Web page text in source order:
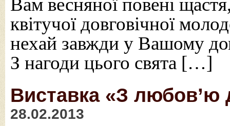
Вам весняної повені
квітучої довговічної
нехай завжди у Вашому
З нагоди цього свята […]
Виставка «З любов’ю
28.02.2013